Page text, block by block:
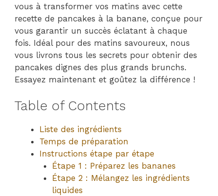
vous à transformer vos matins avec cette
recette de pancakes à la banane, conçue pour
vous garantir un succès éclatant à chaque
fois. Idéal pour des matins savoureux, nous
vous livrons tous les secrets pour obtenir des
pancakes dignes des plus grands brunchs.
Essayez maintenant et goûtez la différence !
Table of Contents
Liste des ingrédients
Temps de préparation
Instructions étape par étape
Étape 1 : Préparez les bananes
Étape 2 : Mélangez les ingrédients
liquides